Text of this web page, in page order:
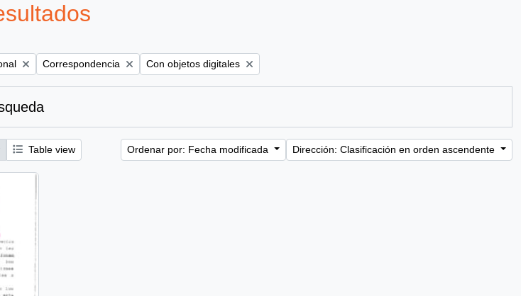
Remove filter:
Correspondencia Remove filter:
Con objetos digitales
Table view Ordenar por: Fecha modificada Dirección: Clasificación en orden ascendente